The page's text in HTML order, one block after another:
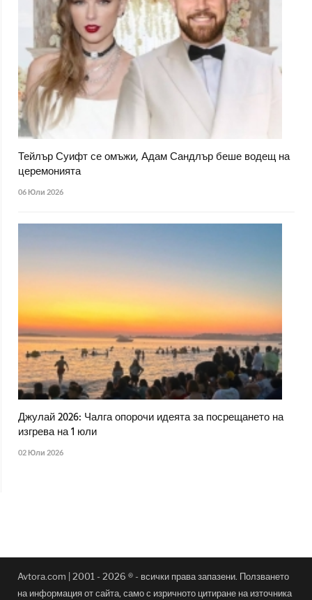
Тейлър Суифт се омъжи, Адам Сандлър беше водещ на
церемонията
06 Юли 2026
Джулай 2026: Чалга опорочи идеята за посрещането на
изгрева на 1 юли
02 Юли 2026
Avtora.com | 2001 - 2026 ® - всички права запазени. Ползването
на информация от сайта, само с изричното цитиране на източника